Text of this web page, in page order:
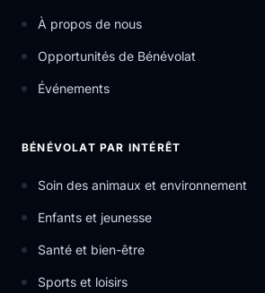
À propos de nous
Opportunités de Bénévolat
Événements
BÉNÉVOLAT PAR INTÉRÊT
Soin des animaux et environnement
Enfants et jeunesse
Santé et bien-être
Sports et loisirs